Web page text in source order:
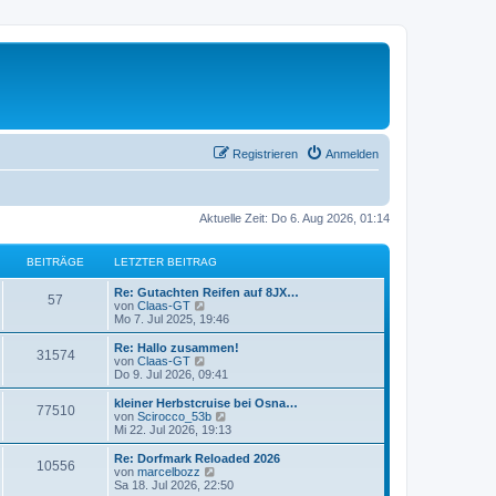
Anmelden
Registrieren
Aktuelle Zeit: Do 6. Aug 2026, 01:14
BEITRÄGE LETZTER BEITRAG
57
i
t
r
ä
g
L
e
t
z
t
e
r
e
i
t
r
g
Re: Gutachten Reifen auf 8JX…
von Claas-GT
e
u
e
t
B
e
i
r
a
g
Mo 7. Jul 2025, 19:46
31574B
i
t
r
L
e
t
z
t
e
r
e
i
t
r
Re: Hallo zusammen!
von Claas-GT
e
u
e
s
t
r
B
e
i
Do 9. Jul 2026, 09:41
77510B
i
L
e
t
z
t
e
r
kleiner Herbstcruise bei Osna…
von Scirocco_53b
e
u
e
t
Mi 22. Jul 2026, 19:13
10556B
L
e
t
Re: Dorfmark Reloaded 2026
von marcelbozz
e
Sa 18. Jul 2026, 22:50